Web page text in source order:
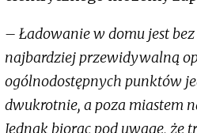
– Ładowanie w domu jest
najbardziej przewidywalną
ogólnodostępnych punktów
dwukrotnie, a poza miastem
Jednak biorąc pod uwagę, że